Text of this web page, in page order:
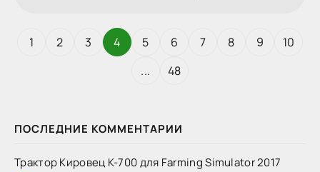
ПОСЛЕДНИЕ КОММЕНТАРИИ
Трактор Кировец К-700 для Farming Simulator 2017
1 2 3 4 5 6 7 8 9
10
...
48